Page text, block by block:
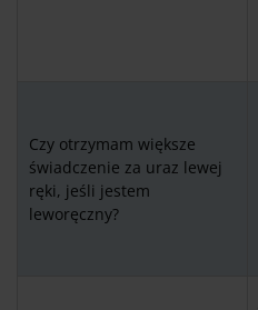
Czy otrzymam większe
świadczenie za uraz lewej
ręki, jeśli jestem
leworęczny?